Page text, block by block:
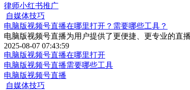
律师小红书推广
自媒体技巧
电脑版视频号直播在哪里打开？需要哪些工具？
电脑版视频号直播为用户提供了更便捷、更专业的直播
2025-08-07 07:43:59
电脑版视频号直播在哪里打开
电脑版视频号直播需要哪些工具
电脑版视频号直播
自媒体技巧